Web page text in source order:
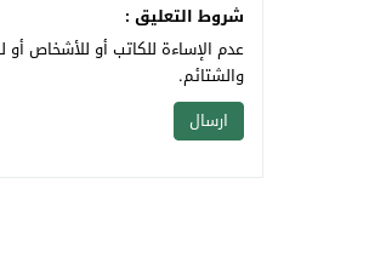
شروط التعليق :
عدم الإساءة للكاتب أو للأشخاص أو
والشتائم.